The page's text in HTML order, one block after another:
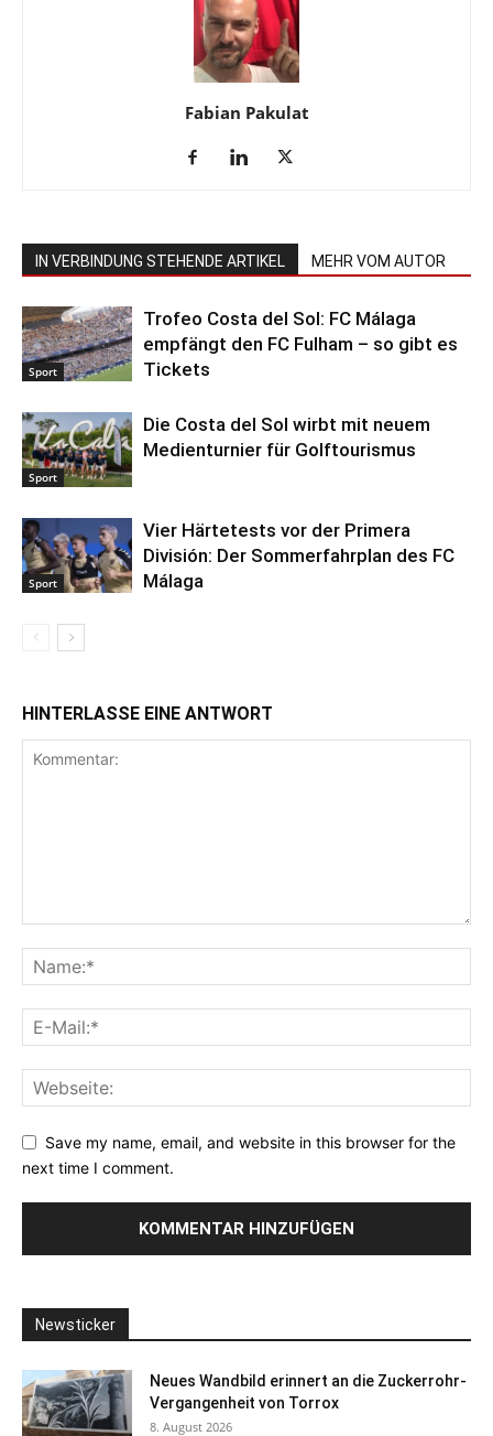
Fabian Pakulat
IN VERBINDUNG STEHENDE ARTIKEL MEHR VOM AUTOR
Sport
Trofeo Costa del Sol: FC Málaga
empfängt den FC Fulham – so gibt es
Tickets
Sport
Die Costa del Sol wirbt mit neuem
Medienturnier für Golftourismus
Sport
Vier Härtetests vor der Primera
División: Der Sommerfahrplan des FC
Málaga
HINTERLASSE EINE ANTWORT
Save my name, email, and website in this browser for the
next time I comment.
Newsticker
Neues Wandbild erinnert an die Zuckerrohr-
Vergangenheit von Torrox
8. August 2026